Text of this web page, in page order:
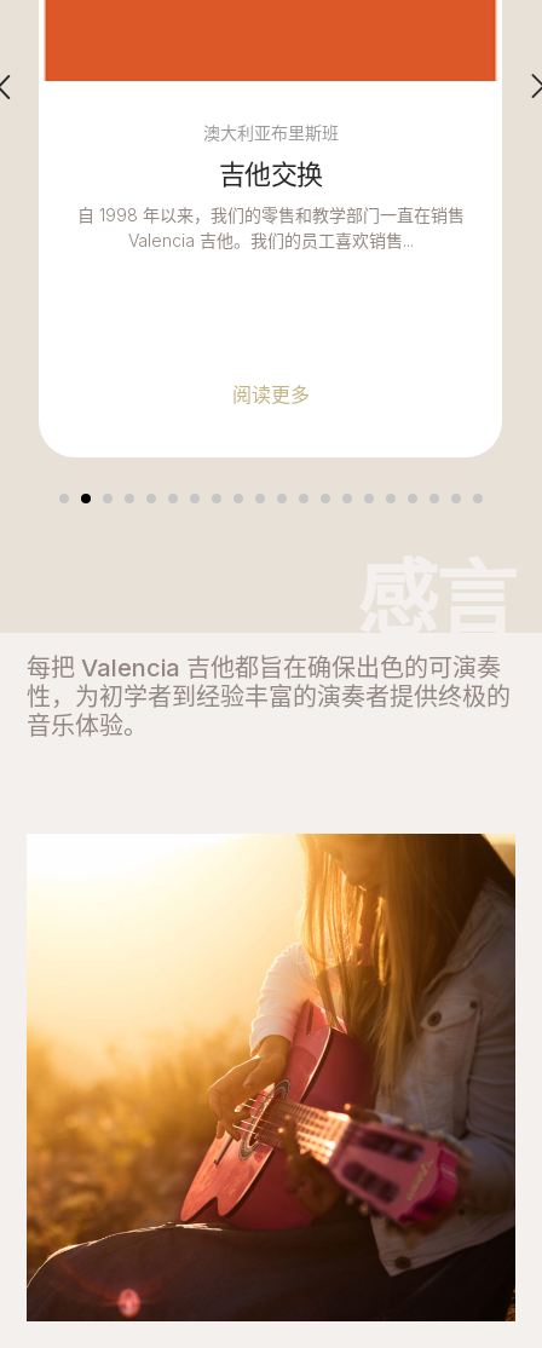
澳大利亚布里斯班
吉他交换
自 1998 年以来，我们的零售和教学部门一直在销售
Valencia 吉他。我们的员工喜欢销售...
阅读更多
每把 Valencia 吉他都旨在确保出色的可演奏
性，为初学者到经验丰富的演奏者提供终极的
音乐体验。